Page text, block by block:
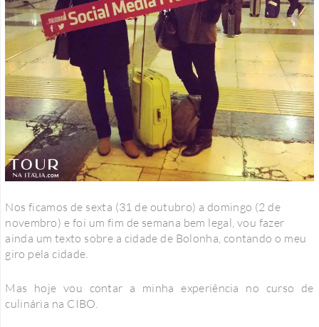
Nos ficamos de sexta (31 de outubro) a domingo (2 de
novembro) e foi um fim de semana bem legal, vou fazer
ainda um texto sobre a cidade de Bolonha, contando o meu
giro pela cidade.
Mas hoje vou contar a minha experiência no curso de
culinária na CIBO.